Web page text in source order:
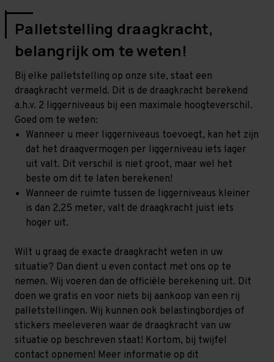
Palletstelling draagkracht,
belangrijk om te weten!
Bij elke palletstelling op onze site, staat een
draagkracht vermeld. Dit is de draagkracht berekend
a.h.v. 2 liggerniveaus bij een maximale hoogteverschil.
Goed om te weten:
Wanneer u meer liggerniveaus toevoegt, kan het zijn
dat het draagvermogen per liggerniveau iets lager
uit valt. Dit verschil is niet groot, maar wel het
beste om dit te laten berekenen!
Wanneer de ruimte tussen de liggerniveaus kleiner
is dan 2,25 meter, valt de draagkracht juist iets
hoger uit.
Wilt u graag de exacte draagkracht weten in uw
situatie? Dan dient u even contact met ons op te
nemen. Wij voeren dan de officiële berekening uit. Dit
doen we gratis en voor niets bij aankoop van een rij
palletstellingen. Wij kunnen ook belastingbordjes of
stickers meeleveren waar de draagkracht van uw
situatie op beschreven staat! Kortom, bij twijfel
contact opnemen! Meer informatie op dit